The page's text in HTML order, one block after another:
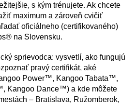
s kým trénujete. Ak chcete
maximum a zároveň cvičiť
oficiálneho (certifikovaného)
na Slovensku.
sprievodca: vysvetlí, ako fungujú
pravý certifikát, aké
Power™, Kangoo Tabata™,
Kangoo Dance™) a kde môžete
– Bratislava, Ružomberok,